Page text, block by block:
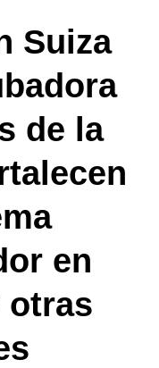
Suiza
de la
en
otras